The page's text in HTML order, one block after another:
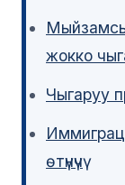
жокко
Чыгаруу
өтүнүчү